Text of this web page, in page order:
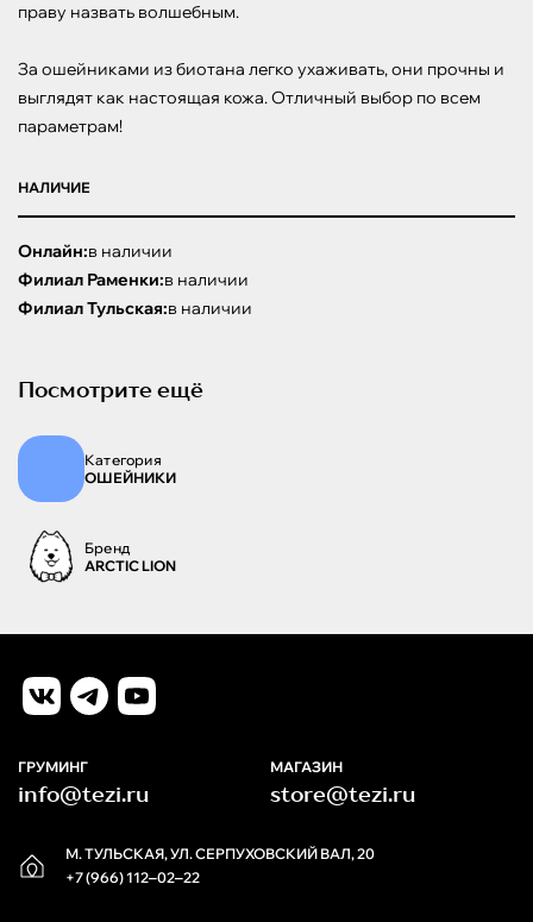
праву назвать волшебным.
За ошейниками из биотана легко ухаживать, они прочны и
выглядят как настоящая кожа. Отличный выбор по всем
параметрам!
НАЛИЧИЕ
Онлайн:в наличии
Филиал Раменки:в наличии
Филиал Тульская:в наличии
Посмотрите ещё
Категория
ОШЕЙНИКИ
Бренд
ARCTIC LION
М. ТУЛЬСКАЯ, УЛ. СЕРПУХОВСКИЙ ВАЛ, 20
+7 (966) 112‒02‒22
ГРУМИНГ
info@tezi.ru
МАГАЗИН
store@tezi.ru